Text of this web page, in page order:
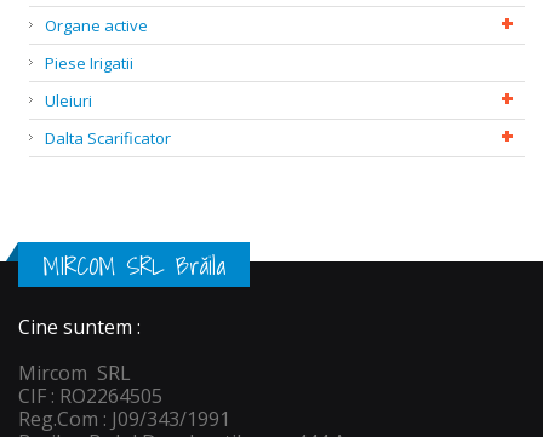
Organe active
Piese Irigatii
Uleiuri
Dalta Scarificator
MIRCOM SRL Brăila
Cine suntem :
Mircom SRL
CIF : RO2264505
Reg.Com : J09/343/1991